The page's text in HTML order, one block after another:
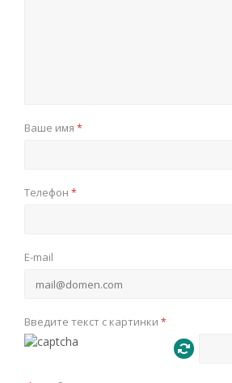
Ваше имя *
Телефон *
E-mail
Введите текст с картинки *